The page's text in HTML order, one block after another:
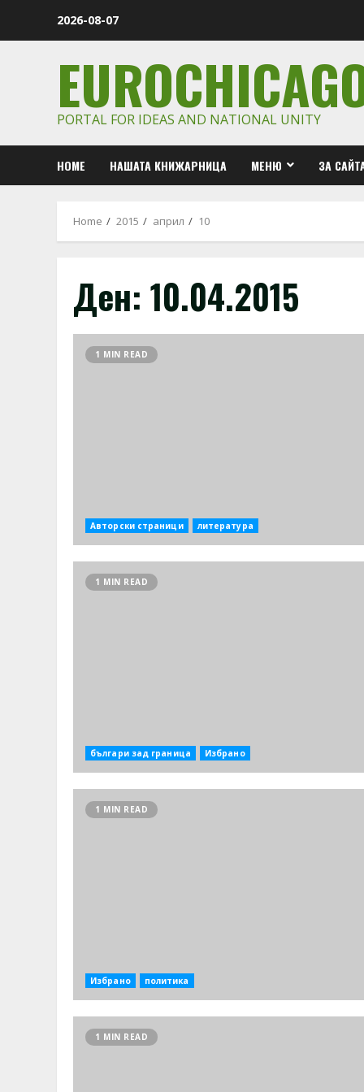
2026-08-07
PORTAL FOR IDEAS AND NATIONAL UNITY
HOME НАШАТА КНИЖАРНИЦА МЕНЮ ЗА
Home 2015 април 10
Ден: 10.04.2015
1 MIN READ
Авторски страници литература
1 MIN READ
българи зад граница Избрано
1 MIN READ
Избрано политика
1 MIN READ